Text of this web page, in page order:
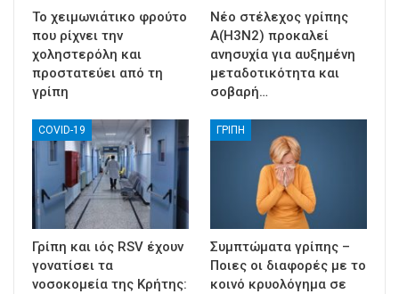
Το χειμωνιάτικο φρούτο
που ρίχνει την
χοληστερόλη και
προστατεύει από τη
γρίπη
Νέο στέλεχος γρίπης
Α(H3N2) προκαλεί
ανησυχία για αυξημένη
μεταδοτικότητα και
σοβαρή…
COVID-19
Γρίπη και ιός RSV έχουν
γονατίσει τα
νοσοκομεία της Κρήτης:
ΓΡΊΠΗ
Συμπτώματα γρίπης –
Ποιες οι διαφορές με το
κοινό κρυολόγημα σε